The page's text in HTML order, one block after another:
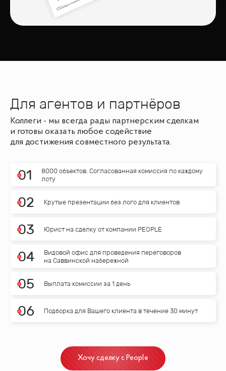
Для агентов и партнёров
Коллеги - мы всегда рады партнерским сделкам
и готовы оказать любое содействие
для достижения совместного результата.
01
8000 объектов. Согласованная комиссия по каждому
лоту
02 Крутые презентации без лого для клиентов
03 Юрист на сделку от компании PEOPLE
04
Видовой офис для проведения переговоров
на Саввинской набережной
05 Выплата комиссии за 1 день
06 Подборка для Вашего клиента в течение 30 минут
Хочу сделку с People